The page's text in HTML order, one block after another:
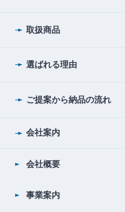
取扱商品
選ばれる理由
ご提案から納品の流れ
会社案内
会社概要
事業案内